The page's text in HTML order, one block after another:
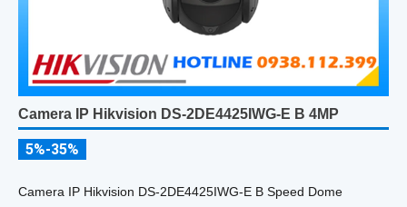
Camera IP Hikvision DS-2DE4425IWG-E B 4MP
5%-35%
Camera IP Hikvision DS-2DE4425IWG-E B Speed Dome